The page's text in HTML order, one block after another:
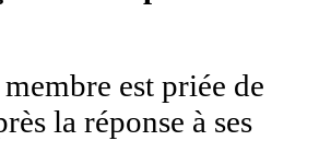
est priée de
la réponse à ses